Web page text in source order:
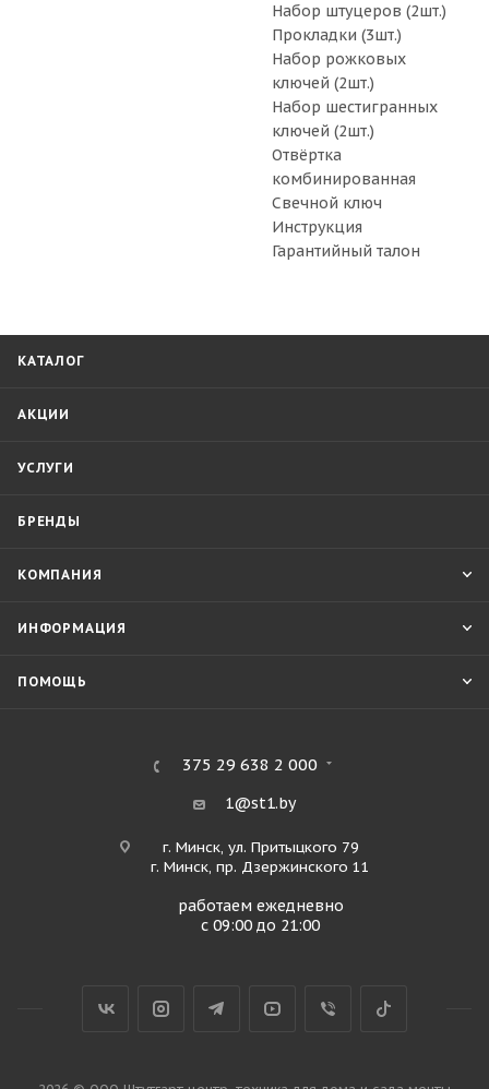
Набор штуцеров (2шт.)
Прокладки (3шт.)
Набор рожковых
ключей (2шт.)
Набор шестигранных
ключей (2шт.)
Отвёртка
комбинированная
Свечной ключ
Инструкция
Гарантийный талон
КАТАЛОГ
АКЦИИ
УСЛУГИ
БРЕНДЫ
КОМПАНИЯ
ИНФОРМАЦИЯ
ПОМОЩЬ
375 29 638 2 000
1@st1.by
г. Минск, ул. Притыцкого 79
г. Минск, пр. Дзержинского 11
работаем ежедневно
с 09:00 до 21:00